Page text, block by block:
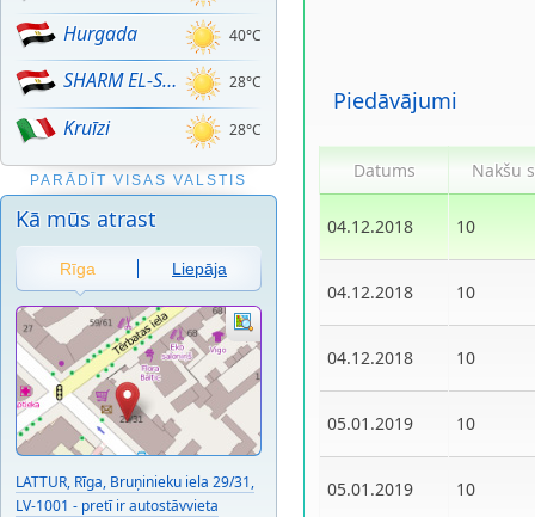
40°C
Hurgada
28°C
SHARM EL-SHEIKH
28°C
Kruīzi
PARĀDĪT VISAS VALSTIS
Kā mūs atrast
Rīga Liepāja
LATTUR, Rīga, Bruņinieku iela 29/31,
LV-1001 - pretī ir autostāvvieta
Piedāvājumi
Datums Nakšu
04.12.2018 10
04.12.2018 10
04.12.2018 10
05.01.2019 10
05.01.2019 10